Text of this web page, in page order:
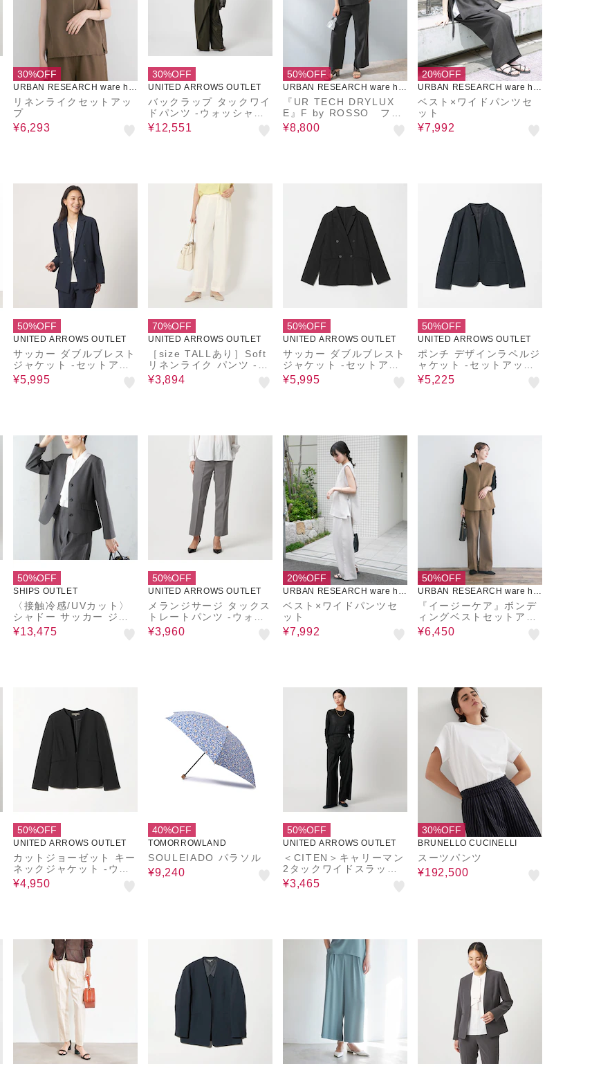
30%OFF
URBAN RESEARCH ware ho
use
リネンライクセットアッ
プ
¥6,293
30%OFF
UNITED ARROWS OUTLET
バックラップ タックワイ
ドパンツ -ウォッシャブ
ル-
¥12,551
50%OFF
URBAN RESEARCH ware ho
use
『UR TECH DRYLUX
E』F by ROSSO フレ
ンチブラウス+ワイドパ
ンツ
¥8,800
20%OFF
URBAN RESEARCH ware ho
use
ベスト×ワイドパンツセ
ット
¥7,992
50%OFF
UNITED ARROWS OUTLET
サッカー ダブルブレスト
ジャケット ‐セットアッ
プ対応・マシンウォッシ
ャブル‐ ＜A DAY IN TH
¥5,995
70%OFF
UNITED ARROWS OUTLET
［size TALLあり］Soft
リネンライク パンツ -マ
シンウォッシャブル・吸
水速乾-
¥3,894
50%OFF
UNITED ARROWS OUTLET
サッカー ダブルブレスト
ジャケット ‐セットアッ
プ対応・マシンウォッシ
ャブル‐ ＜A DAY IN TH
¥5,995
50%OFF
UNITED ARROWS OUTLET
ポンチ デザインラペルジ
ャケット ‐セットアップ
対応・ウォッシャブル‐＜
A DAY IN THE LIFE＞
¥5,225
50%OFF
SHIPS OUTLET
〈接触冷感/UVカット〉
シャドー サッカー ジャ
ケット（セットアップ対
応）◇
¥13,475
50%OFF
UNITED ARROWS OUTLET
メランジサージ タックス
トレートパンツ ‐ウォッ
シャブル・セットアップ
対応‐ ＜A DAY IN THE
¥3,960
20%OFF
URBAN RESEARCH ware ho
use
ベスト×ワイドパンツセ
ット
¥7,992
50%OFF
URBAN RESEARCH ware ho
use
『イージーケア』ボンデ
ィングベストセットアッ
プ
¥6,450
50%OFF
UNITED ARROWS OUTLET
カットジョーゼット キー
ネックジャケット ‐ウォ
ッシャブル・セットアッ
プ対応‐＜A DAY IN THE
¥4,950
40%OFF
TOMORROWLAND
SOULEIADO パラソル
¥9,240
50%OFF
UNITED ARROWS OUTLET
＜CITEN＞キャリーマン
2タックワイドスラック
ス
¥3,465
30%OFF
BRUNELLO CUCINELLI
スーツパンツ
¥192,500